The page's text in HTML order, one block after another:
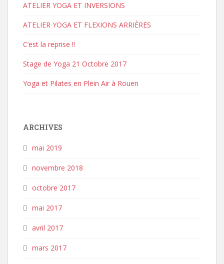
ATELIER YOGA ET INVERSIONS
ATELIER YOGA ET FLEXIONS ARRIÈRES
C’est la reprise !!
Stage de Yoga 21 Octobre 2017
Yoga et Pilates en Plein Air à Rouen
ARCHIVES
mai 2019
novembre 2018
octobre 2017
mai 2017
avril 2017
mars 2017